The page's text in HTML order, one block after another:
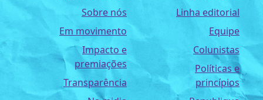
Sobre nós
Em movimento
Impacto e
premiações
Transparência
Linha editorial
Equipe
Colunistas
Políticas e
princípios